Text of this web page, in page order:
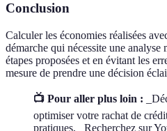
Conclusion
Calculer les économies réalisées
démarche qui nécessite une
étapes proposées et en évitant les
mesure de prendre une décision
📺 Pour aller plus loin :
optimiser votre rachat de
pratiques._ Recherchez sur